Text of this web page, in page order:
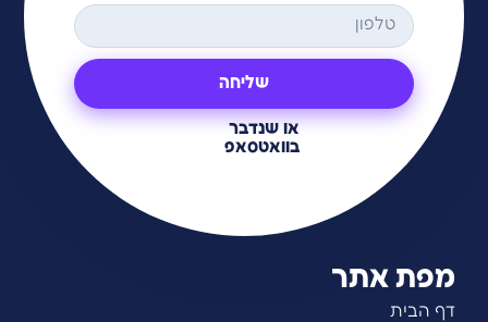
שליחה
או שנדבר
בוואטסאפ
מפת אתר
דף הבית